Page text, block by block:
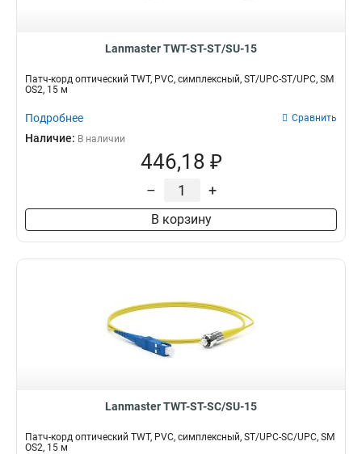
Lanmaster TWT-ST-ST/SU-15
Патч-корд оптический TWT, PVC, симплексный, ST/UPC-ST/UPC, SM
OS2, 15 м
Подробнее Сравнить
Наличие: В наличии
446,18 ₽
– +
В корзину
Lanmaster TWT-ST-SC/SU-15
Патч-корд оптический TWT, PVC, симплексный, ST/UPC-SC/UPC, SM
OS2, 15 м